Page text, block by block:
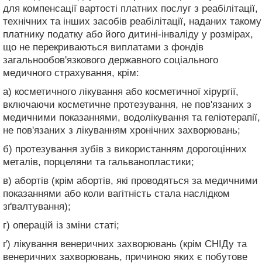
для компенсації вартості платних послуг з реабілітації,
технічних та інших засобів реабілітації, наданих такому
платнику податку або його дитині-інваліду у розмірах,
що не перекриваються виплатами з фондів
загальнообов'язкового державного соціального
медичного страхування, крім:
а) косметичного лікування або косметичної хірургії,
включаючи косметичне протезування, не пов'язаних з
медичними показаннями, водолікування та геліотерапії,
не пов'язаних з лікуванням хронічних захворювань;
б) протезування зубів з використанням дорогоцінних
металів, порцеляни та гальванопластики;
в) абортів (крім абортів, які проводяться за медичними
показаннями або коли вагітність стала наслідком
зґвалтування);
г) операцій із зміни статі;
ґ) лікування венеричних захворювань (крім СНІДу та
венеричних захворювань, причиною яких є побутове